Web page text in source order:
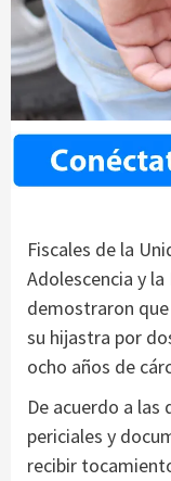
Fiscales de la
Adolescencia y
demostraron
su hijastra por
ocho años de
De acuerdo a
periciales y
recibir